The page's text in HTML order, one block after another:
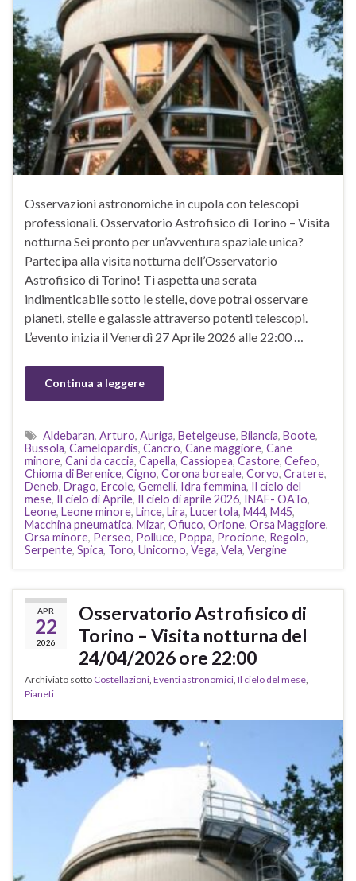
Osservazioni astronomiche in cupola con telescopi
professionali. Osservatorio Astrofisico di Torino – Visita
notturna Sei pronto per un’avventura spaziale unica?
Partecipa alla visita notturna dell’Osservatorio
Astrofisico di Torino! Ti aspetta una serata
indimenticabile sotto le stelle, dove potrai osservare
pianeti, stelle e galassie attraverso potenti telescopi.
L’evento inizia il Venerdì 27 Aprile 2026 alle 22:00 …
Continua a leggere
Aldebaran, Arturo, Auriga, Betelgeuse, Bilancia, Boote,
Bussola, Camelopardis, Cancro, Cane maggiore, Cane
minore, Cani da caccia, Capella, Cassiopea, Castore, Cefeo,
Chioma di Berenice, Cigno, Corona boreale, Corvo, Cratere,
Deneb, Drago, Ercole, Gemelli, Idra femmina, Il cielo del
mese, Il cielo di Aprile, Il cielo di aprile 2026, INAF- OATo,
Leone, Leone minore, Lince, Lira, Lucertola, M44, M45,
Macchina pneumatica, Mizar, Ofiuco, Orione, Orsa Maggiore,
Orsa minore, Perseo, Polluce, Poppa, Procione, Regolo,
Serpente, Spica, Toro, Unicorno, Vega, Vela, Vergine
APR
22
2026
Osservatorio Astrofisico di
Torino – Visita notturna del
24/04/2026 ore 22:00
Archiviato sotto Costellazioni, Eventi astronomici, Il cielo del mese,
Pianeti